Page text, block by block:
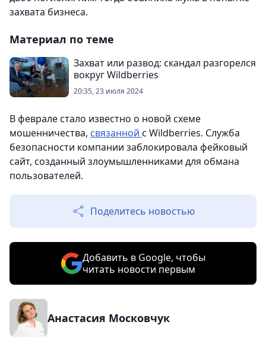
захвата бизнеса.
Материал по теме
Захват или развод: скандал разгорелся
вокруг Wildberries
20:35, 23 июля 2024
В феврале стало известно о новой схеме
мошенничества, связанной с Wildberries. Служба
безопасности компании заблокировала фейковый
сайт, созданный злоумышленниками для обмана
пользователей.
Поделитесь новостью
Добавить в Google, чтобы
читать новости первым
Анастасия Московчук